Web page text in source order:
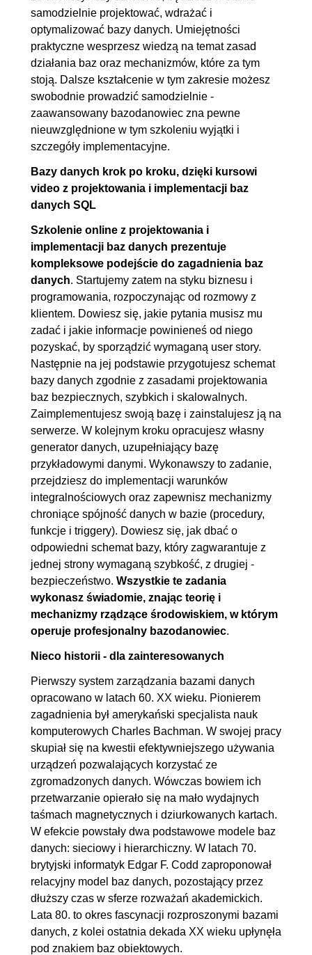
samodzielnie projektować, wdrażać i
optymalizować bazy danych. Umiejętności
praktyczne wesprzesz wiedzą na temat zasad
działania baz oraz mechanizmów, które za tym
stoją. Dalsze kształcenie w tym zakresie możesz
swobodnie prowadzić samodzielnie -
zaawansowany bazodanowiec zna pewne
nieuwzględnione w tym szkoleniu wyjątki i
szczegóły implementacyjne.
Bazy danych krok po kroku, dzięki kursowi
video z projektowania i implementacji baz
danych SQL
Szkolenie online z projektowania i
implementacji baz danych prezentuje
kompleksowe podejście do zagadnienia baz
danych. Startujemy zatem na styku biznesu i
programowania, rozpoczynając od rozmowy z
klientem. Dowiesz się, jakie pytania musisz mu
zadać i jakie informacje powinieneś od niego
pozyskać, by sporządzić wymaganą user story.
Następnie na jej podstawie przygotujesz schemat
bazy danych zgodnie z zasadami projektowania
baz bezpiecznych, szybkich i skalowalnych.
Zaimplementujesz swoją bazę i zainstalujesz ją na
serwerze. W kolejnym kroku opracujesz własny
generator danych, uzupełniający bazę
przykładowymi danymi. Wykonawszy to zadanie,
przejdziesz do implementacji warunków
integralnościowych oraz zapewnisz mechanizmy
chroniące spójność danych w bazie (procedury,
funkcje i triggery). Dowiesz się, jak dbać o
odpowiedni schemat bazy, który zagwarantuje z
jednej strony wymaganą szybkość, z drugiej -
bezpieczeństwo. Wszystkie te zadania
wykonasz świadomie, znając teorię i
mechanizmy rządzące środowiskiem, w którym
operuje profesjonalny bazodanowiec.
Nieco historii - dla zainteresowanych
Pierwszy system zarządzania bazami danych
opracowano w latach 60. XX wieku. Pionierem
zagadnienia był amerykański specjalista nauk
komputerowych Charles Bachman. W swojej pracy
skupiał się na kwestii efektywniejszego używania
urządzeń pozwalających korzystać ze
zgromadzonych danych. Wówczas bowiem ich
przetwarzanie opierało się na mało wydajnych
taśmach magnetycznych i dziurkowanych kartach.
W efekcie powstały dwa podstawowe modele baz
danych: sieciowy i hierarchiczny. W latach 70.
brytyjski informatyk Edgar F. Codd zaproponował
relacyjny model baz danych, pozostający przez
dłuższy czas w sferze rozważań akademickich.
Lata 80. to okres fascynacji rozproszonymi bazami
danych, z kolei ostatnia dekada XX wieku upłynęła
pod znakiem baz obiektowych.